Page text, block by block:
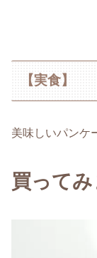
【実食】
美味しいパンケ
買ってみ